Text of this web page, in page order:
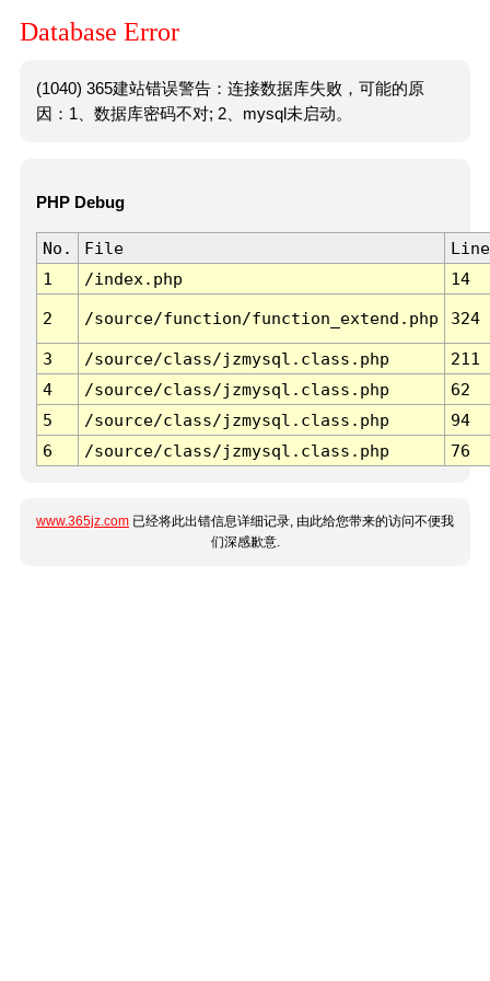
Database Error
(1040) 365建站错误警告：连接数据库失败，可能的原
因：1、数据库密码不对; 2、mysql未启动。
PHP Debug
No. File
Line
1
/index.php 14
2 /source/function/function_extend.php 324
3 /source/class/jzmysql.class.php
211
4
/source/class/jzmysql.class.php
62
5
/source/class/jzmysql.class.php
94
6
/source/class/jzmysql.class.php 76
www.365jz.com 已经将此出错信息详细记录, 由此给您带来的访问不便我
们深感歉意.